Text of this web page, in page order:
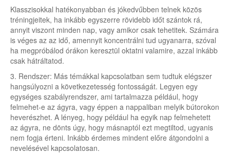
Klasszisokkal hatékonyabban és jókedvűbben telnek közös
tréningjeitek, ha inkább egyszerre rövidebb időt szántok rá,
annyit viszont minden nap, vagy amikor csak tehetitek. Számára
is véges az az idő, amennyit koncentrálni tud ugyanarra, szóval
ha megpróbálod órákon keresztül oktatni valamire, azzal inkább
csak hátráltatod.
3. Rendszer: Más témákkal kapcsolatban sem tudtuk elégszer
hangsúlyozni a következetesség fontosságát. Legyen egy
egységes szabályrendszer, ami tartalmazza például, hogy
felmehet-e az ágyra, vagy éppen a nappaliban melyik bútorokon
heverészhet. A lényeg, hogy például ha egyik nap felmehetett
az ágyra, ne dönts úgy, hogy másnaptól ezt megtiltod, ugyanis
nem fogja érteni. Inkább érdemes mindent előre átgondolni a
nevelésével kapcsolatosan.